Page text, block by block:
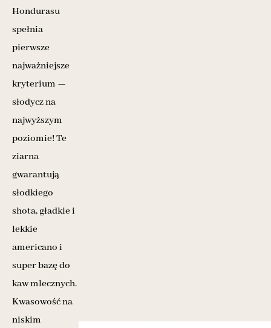
Hondurasu
spełnia
pierwsze
najważniejsze
kryterium —
słodycz na
najwyższym
poziomie! Te
ziarna
gwarantują
słodkiego
shota, gładkie i
lekkie
americano i
super bazę do
kaw mlecznych.
Kwasowość na
niskim